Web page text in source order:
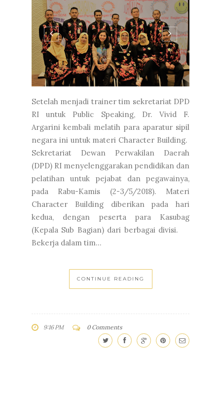
Setelah menjadi trainer tim sekretariat DPD
RI untuk Public Speaking, Dr. Vivid F.
Argarini kembali melatih para aparatur sipil
negara ini untuk materi Character Building.
Sekretariat Dewan Perwakilan Daerah
(DPD) RI menyelenggarakan pendidikan dan
pelatihan untuk pejabat dan pegawainya,
pada Rabu-Kamis (2-3/5/2018). Materi
Character Building diberikan pada hari
kedua, dengan peserta para Kasubag
(Kepala Sub Bagian) dari berbagai divisi.
Bekerja dalam tim...
CONTINUE READING
9:16 PM 0 Comments